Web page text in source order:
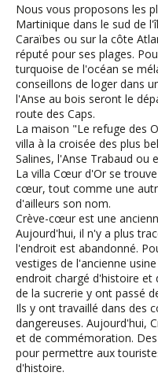
Nous vous proposons les
Martinique dans le sud de
Caraïbes ou sur la côte
réputé pour ses plages.
turquoise de l'océan se
conseillons de loger dans
l'Anse au bois seront le
route des Caps.
La maison "Le refuge des
villa à la croisée des plus
Salines, l'Anse Trabaud ou
La villa Cœur d'Or se
cœur, tout comme une
d'ailleurs son nom.
Crève-cœur est une
Aujourd'hui, il n'y a plus
l'endroit est abandonné.
vestiges de l'ancienne
endroit chargé d'histoire et
de la sucrerie y ont passé
Ils y ont travaillé dans des
dangereuses. Aujourd'hui,
et de commémoration.
pour permettre aux
d'histoire.